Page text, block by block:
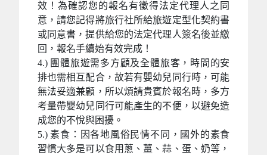
效！為確認您的報名有徵得法定代理人之同
意，請您記得將旅行社所給旅遊定型化契約書
或同意書，提供給您的法定代理人簽名後並繳
回，報名手續始有效完成！
4.) 團體旅遊需多方顧及全體旅客，時間的安
排也需相互配合，故若有嬰幼兒同行時，可能
無法妥適兼顧，所以煩請貴賓於報名時，多方
考量帶嬰幼兒同行可能產生的不便，以避免造
成您的不悅與困擾。
5.) 素食：因各地風俗民情不同，國外的素食
習慣大多是可以食用蔥、薑、蒜、蛋、奶等，